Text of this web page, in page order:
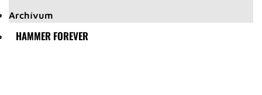
Archívum
HAMMER FOREVER